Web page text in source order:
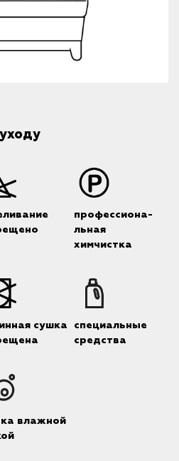
профессиона-
льная
химчистка
сушка
специальные
средства
влажной